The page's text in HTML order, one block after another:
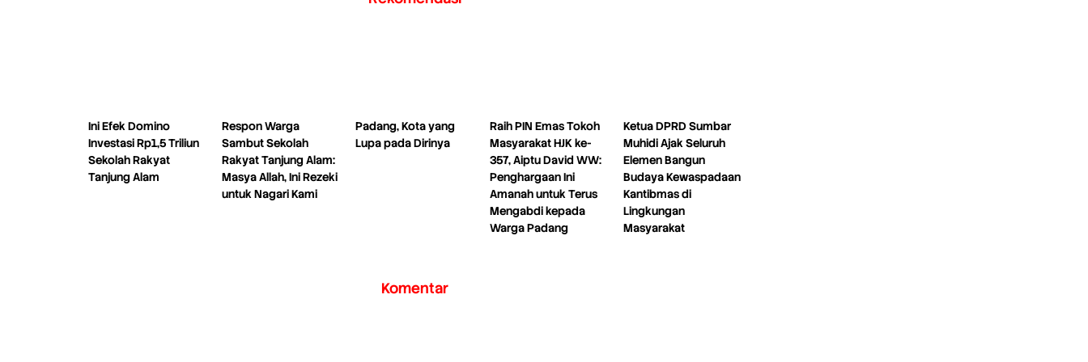
Ini Efek Domino
Investasi Rp1,5 Triliun
Sekolah Rakyat
Tanjung Alam
Respon Warga
Sambut Sekolah
Rakyat Tanjung Alam:
Masya Allah, Ini Rezeki
untuk Nagari Kami
Padang, Kota yang
Lupa pada Dirinya
Raih PIN Emas Tokoh
Masyarakat HJK ke-
357, Aiptu David WW:
Penghargaan Ini
Amanah untuk Terus
Mengabdi kepada
Warga Padang
Ketua DPRD Sumbar
Muhidi Ajak Seluruh
Elemen Bangun
Budaya Kewaspadaan
Kantibmas di
Lingkungan
Masyarakat
Komentar